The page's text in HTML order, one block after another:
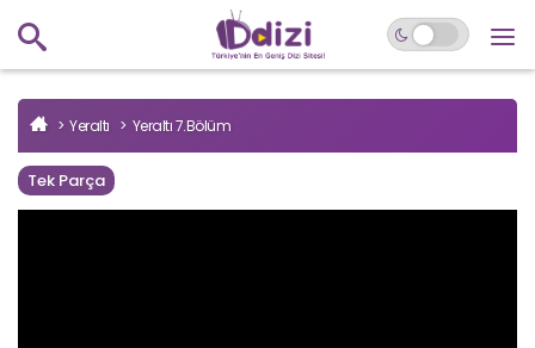
Yeraltı Yeraltı 7.Bölüm
Tek Parça